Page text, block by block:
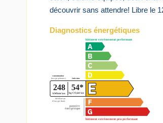
découvrir sans attendre! Libre le
Diagnostics énergétiques